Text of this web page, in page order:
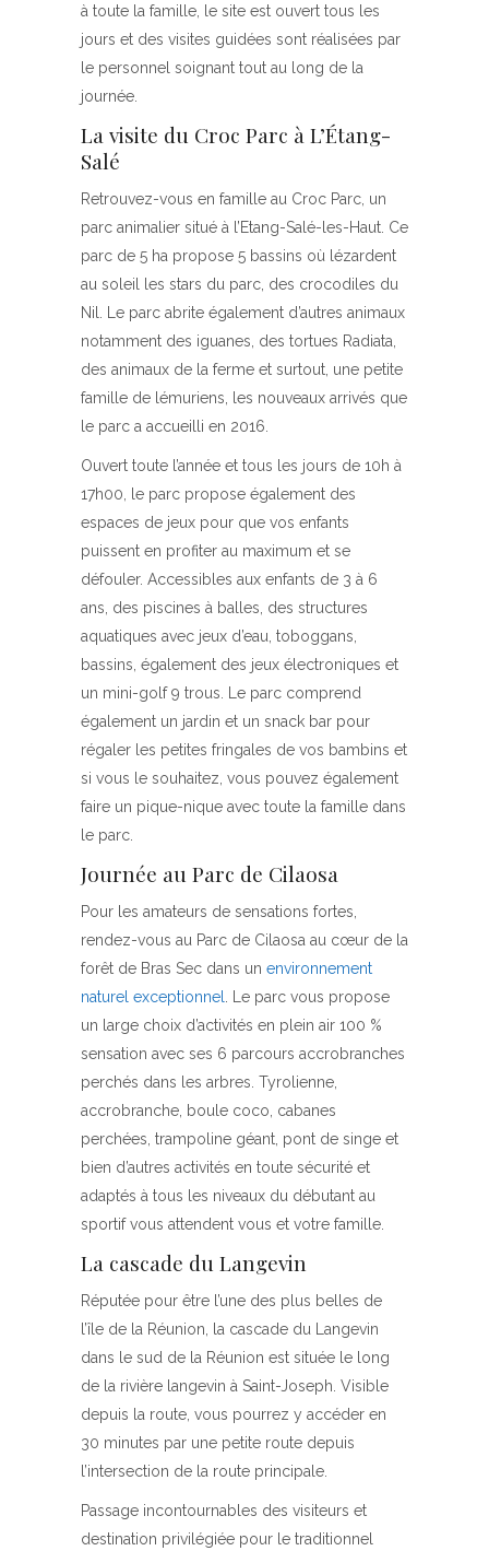
à toute la famille, le site est ouvert tous les
jours et des visites guidées sont réalisées par
le personnel soignant tout au long de la
journée.
La visite du Croc Parc à L’Étang-
Salé
Retrouvez-vous en famille au Croc Parc, un
parc animalier situé à l’Etang-Salé-les-Haut. Ce
parc de 5 ha propose 5 bassins où lézardent
au soleil les stars du parc, des crocodiles du
Nil. Le parc abrite également d’autres animaux
notamment des iguanes, des tortues Radiata,
des animaux de la ferme et surtout, une petite
famille de lémuriens, les nouveaux arrivés que
le parc a accueilli en 2016.
Ouvert toute l’année et tous les jours de 10h à
17h00, le parc propose également des
espaces de jeux pour que vos enfants
puissent en profiter au maximum et se
défouler. Accessibles aux enfants de 3 à 6
ans, des piscines à balles, des structures
aquatiques avec jeux d’eau, toboggans,
bassins, également des jeux électroniques et
un mini-golf 9 trous. Le parc comprend
également un jardin et un snack bar pour
régaler les petites fringales de vos bambins et
si vous le souhaitez, vous pouvez également
faire un pique-nique avec toute la famille dans
le parc.
Journée au Parc de Cilaosa
Pour les amateurs de sensations fortes,
rendez-vous au Parc de Cilaosa au cœur de la
forêt de Bras Sec dans un environnement
naturel exceptionnel. Le parc vous propose
un large choix d’activités en plein air 100 %
sensation avec ses 6 parcours accrobranches
perchés dans les arbres. Tyrolienne,
accrobranche, boule coco, cabanes
perchées, trampoline géant, pont de singe et
bien d’autres activités en toute sécurité et
adaptés à tous les niveaux du débutant au
sportif vous attendent vous et votre famille.
La cascade du Langevin
Réputée pour être l’une des plus belles de
l’île de la Réunion, la cascade du Langevin
dans le sud de la Réunion est située le long
de la rivière langevin à Saint-Joseph. Visible
depuis la route, vous pourrez y accéder en
30 minutes par une petite route depuis
l’intersection de la route principale.
Passage incontournables des visiteurs et
destination privilégiée pour le traditionnel